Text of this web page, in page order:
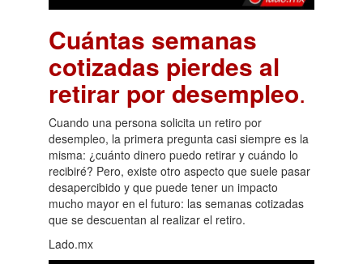
Cuántas semanas
cotizadas pierdes al
retirar por desempleo.
Cuando una persona solicita un retiro por
desempleo, la primera pregunta casi siempre es la
misma: ¿cuánto dinero puedo retirar y cuándo lo
recibiré? Pero, existe otro aspecto que suele pasar
desapercibido y que puede tener un impacto
mucho mayor en el futuro: las semanas cotizadas
que se descuentan al realizar el retiro.
Lado.mx